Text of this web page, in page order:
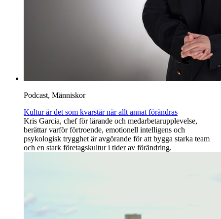
Podcast, Människor
Kultur är det som kvarstår när allt annat förändras
Kris Garcia, chef för lärande och medarbetarupplevelse,
berättar varför förtroende, emotionell intelligens och
psykologisk trygghet är avgörande för att bygga starka team
och en stark företagskultur i tider av förändring.